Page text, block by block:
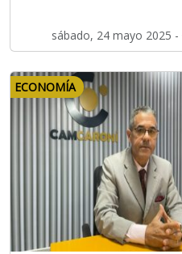
sábado, 24 mayo 2025 -
ECONOMÍA